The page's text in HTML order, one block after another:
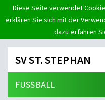
Diese Seite verwendet
erklären Sie sich mit der
dazu erfahren
SV ST. STEPHAN
FUSSBALL